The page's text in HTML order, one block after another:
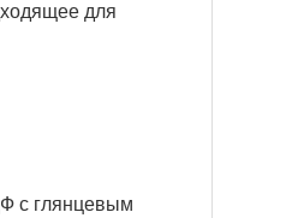
для
с глянцевым